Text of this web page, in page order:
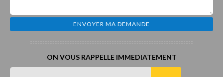
ON VOUS RAPPELLE IMMEDIATEMENT